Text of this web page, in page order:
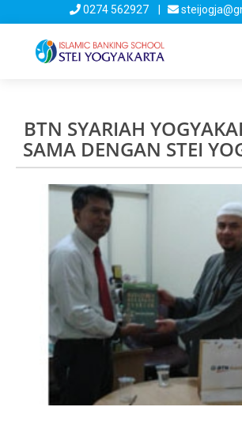
0274 562927 |
BTN SYARIAH
SAMA DENGAN STEI